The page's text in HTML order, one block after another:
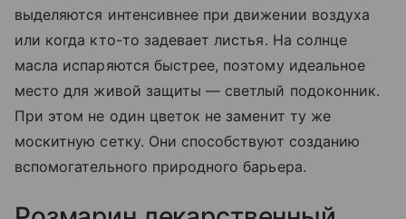
выделяются интенсивнее при движении воздуха
или когда кто-то задевает листья. На солнце
масла испаряются быстрее, поэтому идеальное
место для живой защиты — светлый подоконник.
При этом не один цветок не заменит ту же
москитную сетку. Они способствуют созданию
вспомогательного природного барьера.